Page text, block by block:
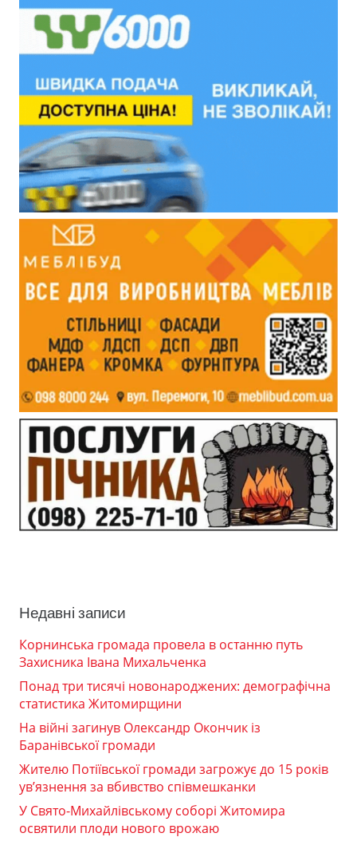
Недавні записи
Корнинська громада провела в останню путь
Захисника Івана Михальченка
Понад три тисячі новонароджених: демографічна
статистика Житомирщини
На війні загинув Олександр Окончик із
Баранівської громади
Жителю Потіївської громади загрожує до 15 років
ув’язнення за вбивство співмешканки
У Свято-Михайлівському соборі Житомира
освятили плоди нового врожаю